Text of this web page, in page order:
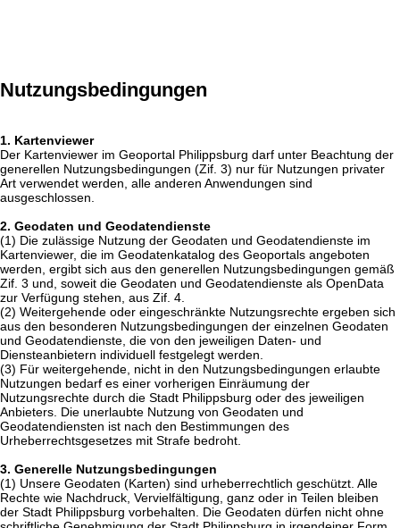
Nutzungsbedingungen
1. Kartenviewer
Der Kartenviewer im Geoportal Philippsburg darf unter Beachtung der
generellen Nutzungsbedingungen (Zif. 3) nur für Nutzungen privater
Art verwendet werden, alle anderen Anwendungen sind
ausgeschlossen.
2. Geodaten und Geodatendienste
(1) Die zulässige Nutzung der Geodaten und Geodatendienste im
Kartenviewer, die im Geodatenkatalog des Geoportals angeboten
werden, ergibt sich aus den generellen Nutzungsbedingungen gemäß
Zif. 3 und, soweit die Geodaten und Geodatendienste als OpenData
zur Verfügung stehen, aus Zif. 4.
(2) Weitergehende oder eingeschränkte Nutzungsrechte ergeben sich
aus den besonderen Nutzungsbedingungen der einzelnen Geodaten
und Geodatendienste, die von den jeweiligen Daten- und
Diensteanbietern individuell festgelegt werden.
(3) Für weitergehende, nicht in den Nutzungsbedingungen erlaubte
Nutzungen bedarf es einer vorherigen Einräumung der
Nutzungsrechte durch die Stadt Philippsburg oder des jeweiligen
Anbieters. Die unerlaubte Nutzung von Geodaten und
Geodatendiensten ist nach den Bestimmungen des
Urheberrechtsgesetzes mit Strafe bedroht.
3. Generelle Nutzungsbedingungen
(1) Unsere Geodaten (Karten) sind urheberrechtlich geschützt. Alle
Rechte wie Nachdruck, Vervielfältigung, ganz oder in Teilen bleiben
der Stadt Philippsburg vorbehalten. Die Geodaten dürfen nicht ohne